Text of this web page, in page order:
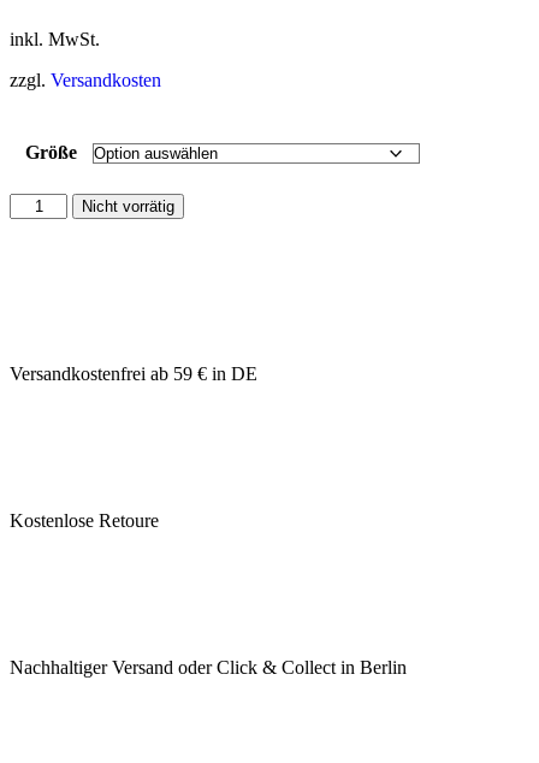
inkl. MwSt.
zzgl. Versandkosten
Größe
Nicht vorrätig
Versandkostenfrei ab 59 € in DE
Kostenlose Retoure
Nachhaltiger Versand oder Click & Collect in Berlin